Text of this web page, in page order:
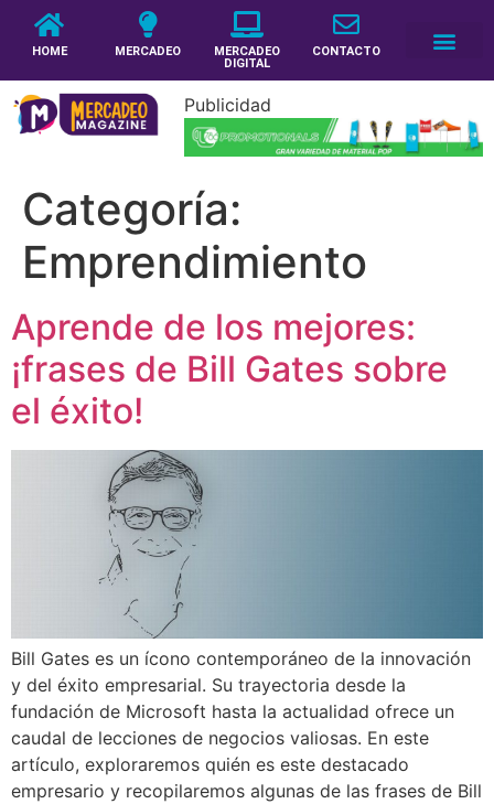
HOME MERCADEO
MERCADEO
DIGITAL
CONTACTO
Publicidad
Categoría:
Emprendimiento
Aprende de los mejores:
¡frases de Bill Gates sobre
el éxito!
Bill Gates es un ícono contemporáneo de la innovación
y del éxito empresarial. Su trayectoria desde la
fundación de Microsoft hasta la actualidad ofrece un
caudal de lecciones de negocios valiosas. En este
artículo, exploraremos quién es este destacado
empresario y recopilaremos algunas de las frases de Bill